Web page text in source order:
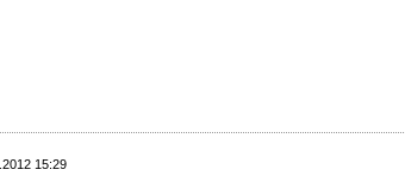
15:29